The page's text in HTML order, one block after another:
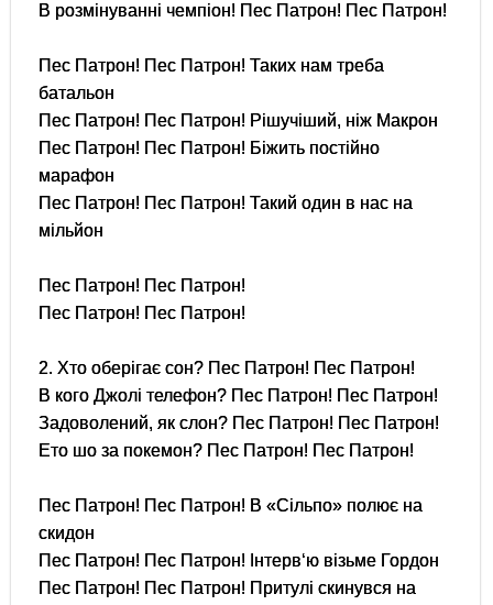
В розмінуванні чемпіон! Пес Патрон! Пес Патрон!
Пес Патрон! Пес Патрон! Таких нам треба
батальон
Пес Патрон! Пес Патрон! Рішучіший, ніж Макрон
Пес Патрон! Пес Патрон! Біжить постійно
марафон
Пес Патрон! Пес Патрон! Такий один в нас на
мільйон
Пес Патрон! Пес Патрон!
Пес Патрон! Пес Патрон!
2. Хто оберігає сон? Пес Патрон! Пес Патрон!
В кого Джолі телефон? Пес Патрон! Пес Патрон!
Задоволений, як слон? Пес Патрон! Пес Патрон!
Ето шо за покемон? Пес Патрон! Пес Патрон!
Пес Патрон! Пес Патрон! В «Сільпо» полює на
скидон
Пес Патрон! Пес Патрон! Інтерв‘ю візьме Гордон
Пес Патрон! Пес Патрон! Притулі скинувся на